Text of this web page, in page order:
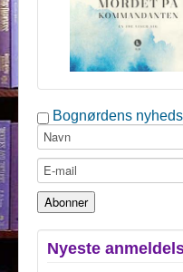
Bognørdens
Nyeste